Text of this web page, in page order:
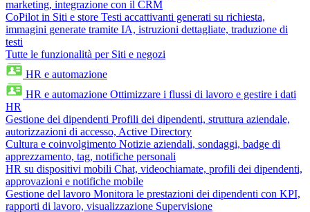
marketing, integrazione con il CRM
CoPilot in Siti e store Testi accattivanti generati su richiesta,
immagini generate tramite IA, istruzioni dettagliate, traduzione di
testi
Tutte le funzionalità per Siti e negozi
HR e automazione
HR e automazione Ottimizzare i flussi di lavoro e gestire i dati
HR
Gestione dei dipendenti Profili dei dipendenti, struttura aziendale,
autorizzazioni di accesso, Active Directory
Cultura e coinvolgimento Notizie aziendali, sondaggi, badge di
apprezzamento, tag, notifiche personali
HR su dispositivi mobili Chat, videochiamate, profili dei dipendenti,
approvazioni e notifiche mobile
Gestione del lavoro Monitora le prestazioni dei dipendenti con KPI,
rapporti di lavoro, visualizzazione Supervisione